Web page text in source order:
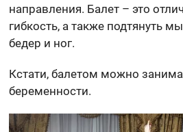
направления. Балет – это
гибкость, а также подтянуть
бедер и ног.
Кстати, балетом можно
беременности.